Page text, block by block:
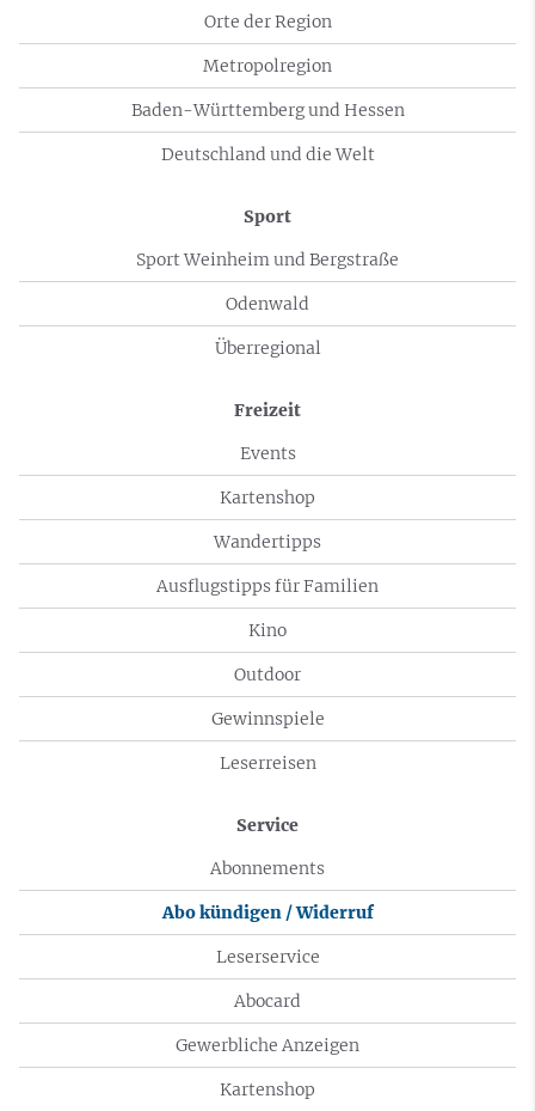
Orte der Region
Metropolregion
Baden-Württemberg und Hessen
Deutschland und die Welt
Sport
Sport Weinheim und Bergstraße
Odenwald
Überregional
Freizeit
Events
Kartenshop
Wandertipps
Ausflugstipps für Familien
Kino
Outdoor
Gewinnspiele
Leserreisen
Service
Abonnements
Abo kündigen / Widerruf
Leserservice
Abocard
Gewerbliche Anzeigen
Kartenshop